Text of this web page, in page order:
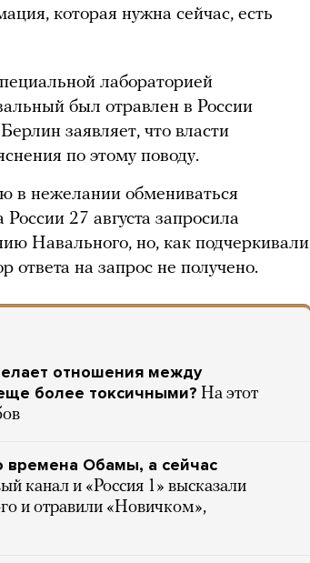
которая нужна сейчас, есть
лабораторией
был отравлен в России
заявляет, что власти
по этому поводу.
в нежелании обмениваться
27 августа запросила
Навального, но, как подчеркивали
на запрос не получено.
отношения между
более токсичными? На этот
времена Обамы, а сейчас
канал и «Россия 1» высказали
и отравили «Новичком»,